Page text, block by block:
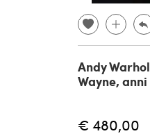
Andy
Wayne,
€ 480,00